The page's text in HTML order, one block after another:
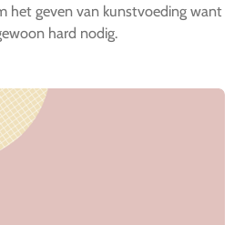
het geven van kunstvoeding want
hard nodig.